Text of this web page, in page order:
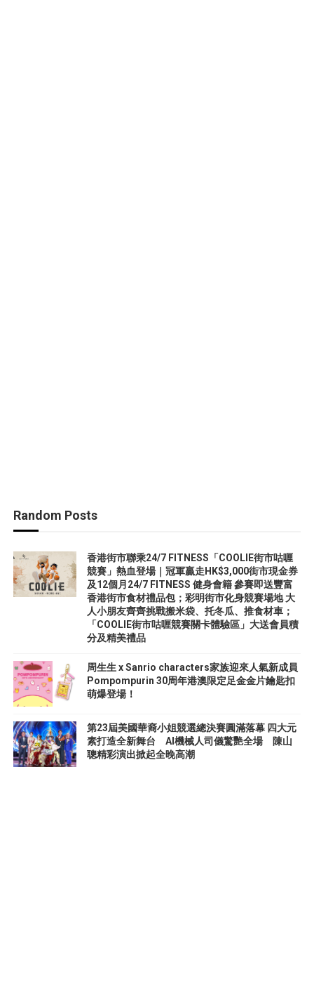
Random Posts
香港街市聯乘24/7 FITNESS「COOLIE街市咕喱
競賽」熱血登場｜冠軍贏走HK$3,000街市現金券
及12個月24/7 FITNESS 健身會籍 參賽即送豐富
香港街市食材禮品包；彩明街市化身競賽場地 大
人小朋友齊齊挑戰搬米袋、托冬瓜、推食材車；
「COOLIE街市咕喱競賽關卡體驗區」大送會員積
分及精美禮品
周生生 x Sanrio characters家族迎來人氣新成員
Pompompurin 30周年港澳限定足金金片鑰匙扣
萌爆登場！
第23屆美國華裔小姐競選總決賽圓滿落幕 四大元
素打造全新舞台 AI機械人司儀驚艷全場 陳山
聰精彩演出掀起全晚高潮